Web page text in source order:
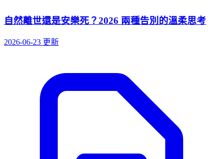
自然離世還是安樂死？2026 兩種告別的溫柔思考
2026-06-23 更新